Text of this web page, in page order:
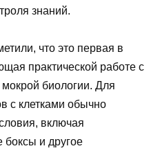
знаний.
что это первая в
практической работе с
биологии. Для
с клетками обычно
включая
и другое